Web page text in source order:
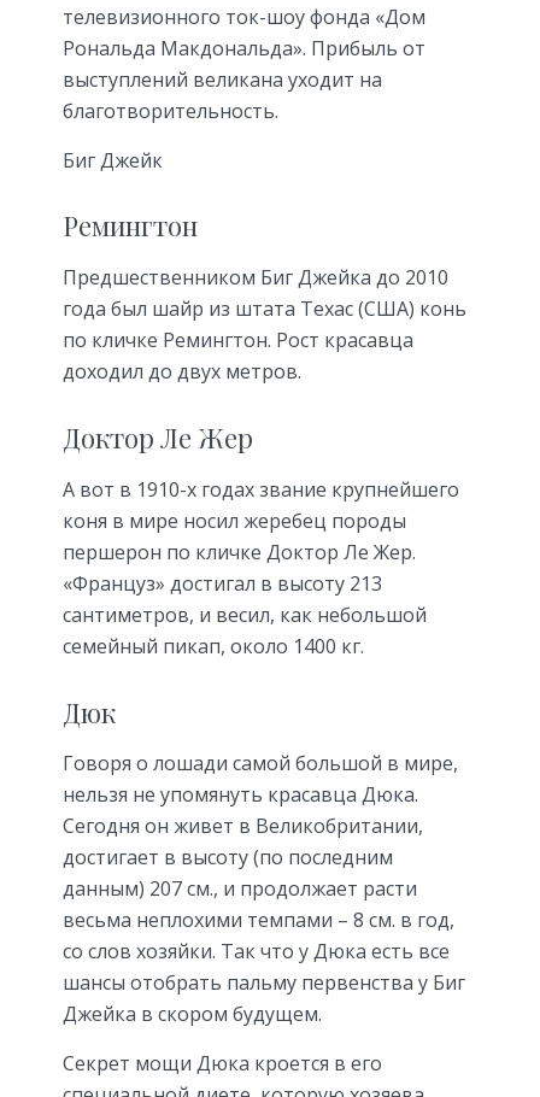
телевизионного ток-шоу фонда «Дом
Рональда Макдональда». Прибыль от
выступлений великана уходит на
благотворительность.
Биг Джейк
Ремингтон
Предшественником Биг Джейка до 2010
года был шайр из штата Техас (США) конь
по кличке Ремингтон. Рост красавца
доходил до двух метров.
Доктор Ле Жер
А вот в 1910-х годах звание крупнейшего
коня в мире носил жеребец породы
першерон по кличке Доктор Ле Жер.
«Француз» достигал в высоту 213
сантиметров, и весил, как небольшой
семейный пикап, около 1400 кг.
Дюк
Говоря о лошади самой большой в мире,
нельзя не упомянуть красавца Дюка.
Сегодня он живет в Великобритании,
достигает в высоту (по последним
данным) 207 см., и продолжает расти
весьма неплохими темпами – 8 см. в год,
со слов хозяйки. Так что у Дюка есть все
шансы отобрать пальму первенства у Биг
Джейка в скором будущем.
Секрет мощи Дюка кроется в его